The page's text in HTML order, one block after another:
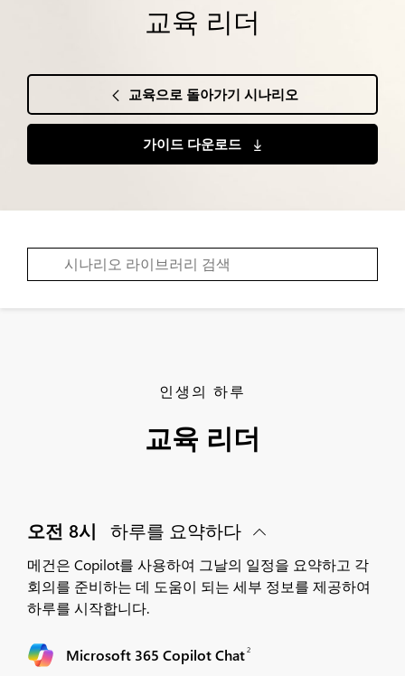
교육 리더
교육으로 돌아가기 시나리오
가이드 다운로드
인생의 하루
교육 리더
오전 8시 하루를 요약하다
메건은 Copilot를 사용하여 그날의 일정을 요약하고 각
회의를 준비하는 데 도움이 되는 세부 정보를 제공하여
하루를 시작합니다.
Microsoft 365 Copilot Chat2